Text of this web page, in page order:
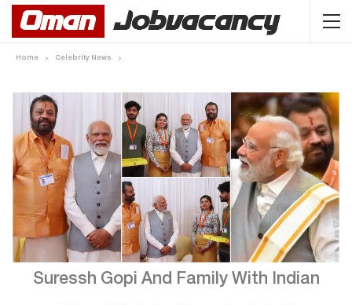
Home Celebrity News
Suressh Gopi And Family With Indian